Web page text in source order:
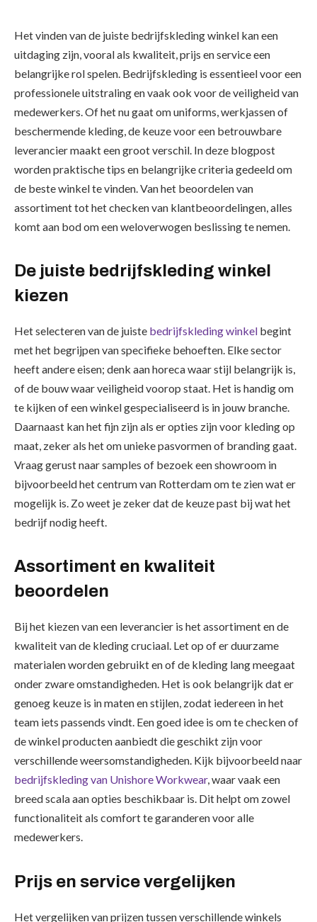
Het vinden van de juiste bedrijfskleding winkel kan een
uitdaging zijn, vooral als kwaliteit, prijs en service een
belangrijke rol spelen. Bedrijfskleding is essentieel voor een
professionele uitstraling en vaak ook voor de veiligheid van
medewerkers. Of het nu gaat om uniforms, werkjassen of
beschermende kleding, de keuze voor een betrouwbare
leverancier maakt een groot verschil. In deze blogpost
worden praktische tips en belangrijke criteria gedeeld om
de beste winkel te vinden. Van het beoordelen van
assortiment tot het checken van klantbeoordelingen, alles
komt aan bod om een weloverwogen beslissing te nemen.
De juiste bedrijfskleding winkel
kiezen
Het selecteren van de juiste bedrijfskleding winkel begint
met het begrijpen van specifieke behoeften. Elke sector
heeft andere eisen; denk aan horeca waar stijl belangrijk is,
of de bouw waar veiligheid voorop staat. Het is handig om
te kijken of een winkel gespecialiseerd is in jouw branche.
Daarnaast kan het fijn zijn als er opties zijn voor kleding op
maat, zeker als het om unieke pasvormen of branding gaat.
Vraag gerust naar samples of bezoek een showroom in
bijvoorbeeld het centrum van Rotterdam om te zien wat er
mogelijk is. Zo weet je zeker dat de keuze past bij wat het
bedrijf nodig heeft.
Assortiment en kwaliteit
beoordelen
Bij het kiezen van een leverancier is het assortiment en de
kwaliteit van de kleding cruciaal. Let op of er duurzame
materialen worden gebruikt en of de kleding lang meegaat
onder zware omstandigheden. Het is ook belangrijk dat er
genoeg keuze is in maten en stijlen, zodat iedereen in het
team iets passends vindt. Een goed idee is om te checken of
de winkel producten aanbiedt die geschikt zijn voor
verschillende weersomstandigheden. Kijk bijvoorbeeld naar
bedrijfskleding van Unishore Workwear, waar vaak een
breed scala aan opties beschikbaar is. Dit helpt om zowel
functionaliteit als comfort te garanderen voor alle
medewerkers.
Prijs en service vergelijken
Het vergelijken van prijzen tussen verschillende winkels